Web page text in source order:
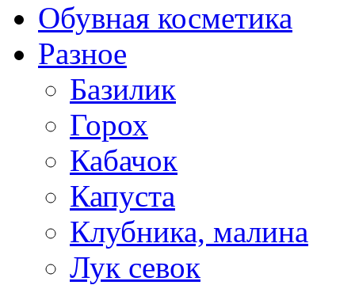
Обувная косметика
Разное
Базилик
Горох
Кабачок
Капуста
Клубника, малина
Лук севок